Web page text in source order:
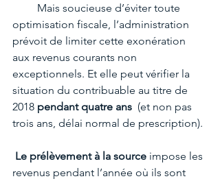
optimisation fiscale, l’administration
prévoit de limiter cette exonération
aux revenus courants non
exceptionnels. Et elle peut vérifier la
situation du contribuable au titre de
2018 pendant quatre ans (et non pas
trois ans, délai normal de prescription).
Le prélèvement à la source impose les
revenus pendant l’année où ils sont